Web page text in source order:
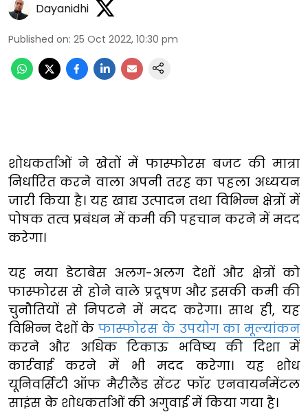
Dayanidhi
Published on: 25 Oct 2022, 10:30 pm
शोधकर्ताओं ने खेतों में फास्फोरस बजट की मात्रा
निर्धारित करने वाला अपनी तरह का पहला अध्ययन
जारी किया है। यह खाद्य उत्पादन तथा विभिन्न क्षेत्रों में
पोषक तत्व प्रबंधन में कमी की पहचान करने में मदद
करेगा।
यह नया डेटाबेस अलग-अलग देशों और क्षेत्रों को
फास्फोरस से होने वाले प्रदूषण और इसकी कमी की
चुनौतियों से निपटने में मदद करेगा। साथ ही, यह
विभिन्न देशों केफास्फोरस के उपयोग का मूल्यांकन
करने और अधिक टिकाऊ भविष्य की दिशा में
कार्रवाई करने में भी मदद करेगा। यह शोध
यूनिवर्सिटी ऑफ मैरीलैंड सेंटर फॉर एनवायर्नमेंटल
साइंस के शोधकर्ताओं की अगुवाई में किया गया है।